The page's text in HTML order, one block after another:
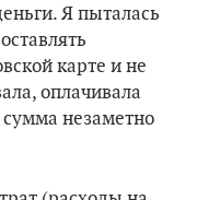
Я пыталась
карте и не
оплачивала
незаметно